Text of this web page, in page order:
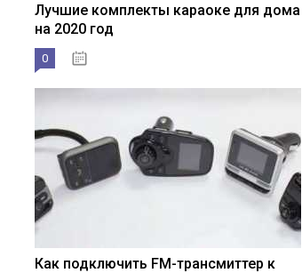
Лучшие комплекты караоке для дома
на 2020 год
0
Как подключить FM-трансмиттер к